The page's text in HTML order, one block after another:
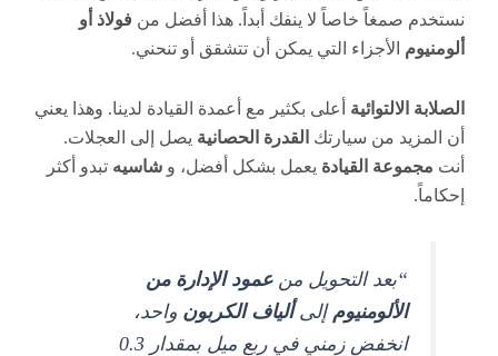
نستخدم صمغاً خاصاً لا ينفك أبداً. هذا أفضل من فولاذ أو
ألومنيوم الأجزاء التي يمكن أن تتشقق أو تنحني.
الصلابة الالتوائية أعلى بكثير مع أعمدة القيادة لدينا. وهذا يعني
أن المزيد من سيارتك القدرة الحصانية يصل إلى العجلات.
أنت مجموعة القيادة يعمل بشكل أفضل، و شاسيه تبدو أكثر
إحكاماً.
“بعد التحويل منعمود الإدارة من
الألومنيوم إلىألياف الكربون واحد،
انخفض زمني في ربع ميل بمقدار 0.3